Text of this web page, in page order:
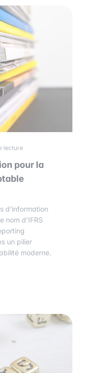
lecture
pour la
d’information
nom d’IFRS
un pilier
moderne.